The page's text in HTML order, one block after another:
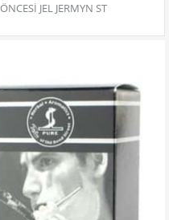
JEL JERMYN ST